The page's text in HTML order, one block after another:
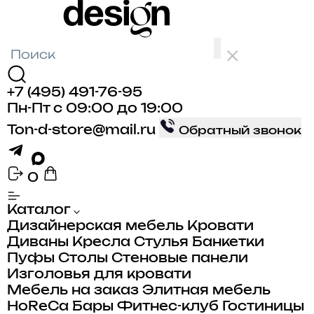
+7 (495) 491-76-95
Пн-Пт с 09:00 до 19:00
Ton-d-store@mail.ru
Обратный звонок
0
Каталог
Дизайнерская мебель Кровати
Диваны Кресла Стулья Банкетки
Пуфы Столы Стеновые панели
Изголовья для кровати
Мебель на заказ Элитная мебель
HoReCa Бары Фитнес-клуб
Гостиницы